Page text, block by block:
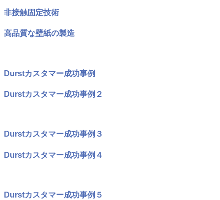
非接触固定技術
高品質な壁紙の製造
Durstカスタマー成功事例
Durstカスタマー成功事例２
Durstカスタマー成功事例３
Durstカスタマー成功事例４
Durstカスタマー成功事例５